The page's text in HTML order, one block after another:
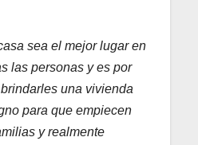
sea el mejor lugar en
las personas y es por
una vivienda
para que empiecen
y realmente